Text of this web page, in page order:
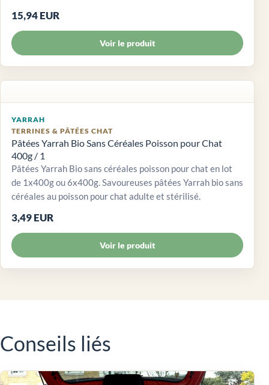
15,94 EUR
Voir le produit
YARRAH
TERRINES & PÂTÉES CHAT
Pâtées Yarrah Bio Sans Céréales Poisson pour Chat
400g / 1
Pâtées Yarrah Bio sans céréales poisson pour chat en lot
de 1x400g ou 6x400g. Savoureuses pâtées Yarrah bio sans
céréales au poisson pour chat adulte et stérilisé.
3,49 EUR
Voir le produit
Conseils liés